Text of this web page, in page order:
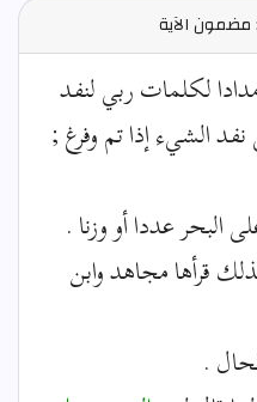
مضمون الآية
لكلمات ربي لنفد
الشيء إذا تم وفرغ ;
البحر عددا أو وزنا .
قرأها مجاهد وابن
.